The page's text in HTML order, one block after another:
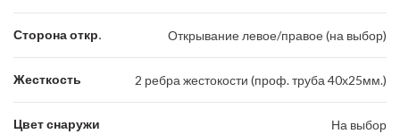
Сторона откр. Открывание левое/правое (на выбор)
Жесткость 2 ребра жестокости (проф. труба 40х25мм.)
Цвет снаружи На выбор